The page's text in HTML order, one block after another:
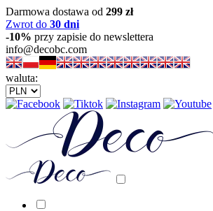
Darmowa dostawa od 299 zł
Zwrot do 30 dni
-10% przy zapisie do newslettera
info@decobc.com
waluta: